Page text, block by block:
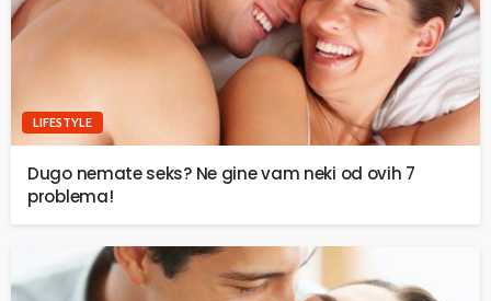
LIFESTYLE
Dugo nemate seks? Ne gine vam neki od ovih 7
problema!